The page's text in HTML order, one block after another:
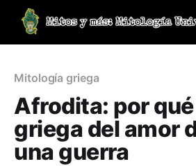
Mitología griega
Afrodita: por
griega del amor
una guerra